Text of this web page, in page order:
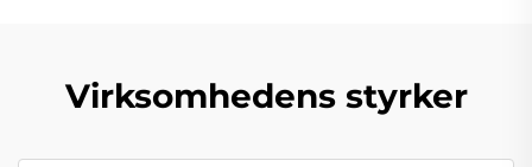
Virksomhedens styrker